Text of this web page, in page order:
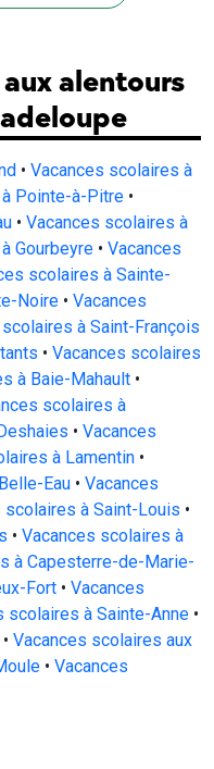
alentours
• Vacances scolaires à
Pointe-à-Pitre •
• Vacances scolaires à
Gourbeyre • Vacances
scolaires à Sainte-
Noire • Vacances
à Saint-François
• Vacances scolaires
à Baie-Mahault •
scolaires à
• Vacances
à Lamentin •
Eau • Vacances
scolaires à Saint-Louis •
• Vacances scolaires à
à Capesterre-de-Marie-
Fort • Vacances
scolaires à Sainte-Anne •
• Vacances scolaires aux
• Vacances